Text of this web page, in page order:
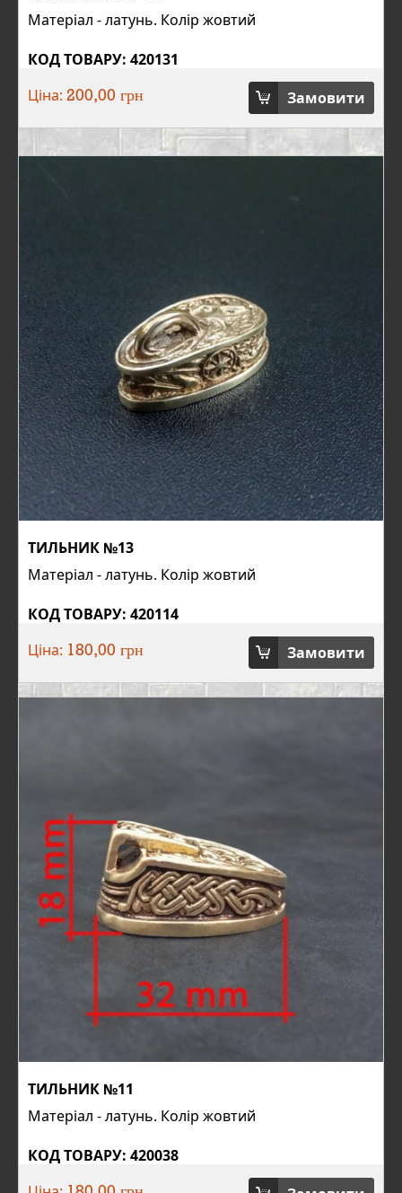
Матеріал - латунь. Колір жовтий
КОД ТОВАРУ: 420131
Ціна: 200,00 грн Замовити
ТИЛЬНИК №13
Матеріал - латунь. Колір жовтий
КОД ТОВАРУ: 420114
Ціна: 180,00 грн Замовити
ТИЛЬНИК №11
Матеріал - латунь. Колір жовтий
КОД ТОВАРУ: 420038